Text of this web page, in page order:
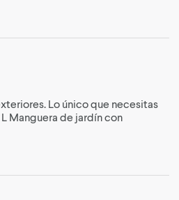
Lo único que necesitas
Manguera de jardín con